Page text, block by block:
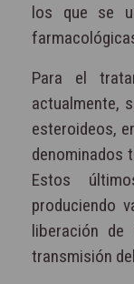
los que se
Para el
actualmente,
esteroideos,
denominados
Estos
produciendo
liberación de
transmisión